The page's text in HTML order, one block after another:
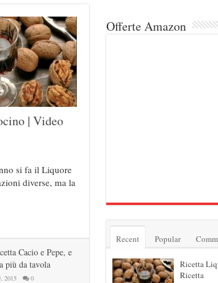
| Video
si fa il Liquore
diverse, ma la
Cacio e Pepe, e
più da tavola
2015 0
Offerte Amazon
Recent Popular
Ricetta
Ricetta